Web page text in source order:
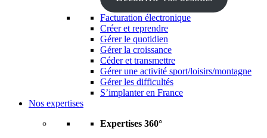
Facturation électronique
Créer et reprendre
Gérer le quotidien
Gérer la croissance
Céder et transmettre
Gérer une activité sport/loisirs/montagne
Gérer les difficultés
S’implanter en France
Nos expertises
Expertises 360°